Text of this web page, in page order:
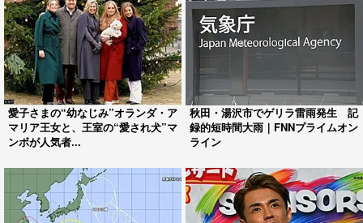
愛子さまの“幼なじみ”オランダ・ア
マリア王女と、王室の“愛され犬”マ
ンボが人気者...
秋田・湯沢市でゲリラ雷雨発生 記
録的短時間大雨｜FNNプライムオン
ライン